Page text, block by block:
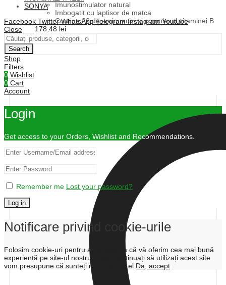
Imunostimulator natural
Imbogatit cu laptisor de matca
Contine 22 de aminoacizi si complexul vitaminei B
178,48 lei
Cumpără
SONYA
Facebook Twitter WhatsApp Telegram Instagram Youtube
Close
Search
Shop
Filters
0 Wishlist
0 Cart
Account
Login
Get access to your Orders, Wishlist and Recommendations.
Remember me Lost your password?
Log in
Notificare privind cookie-urile
Folosim cookie-uri pentru a ne asigura că vă oferim cea mai bună
experiență pe site-ul nostru. Dacă continuați să utilizați acest site
vom presupune că sunteți mulțumit de el.Da, accept